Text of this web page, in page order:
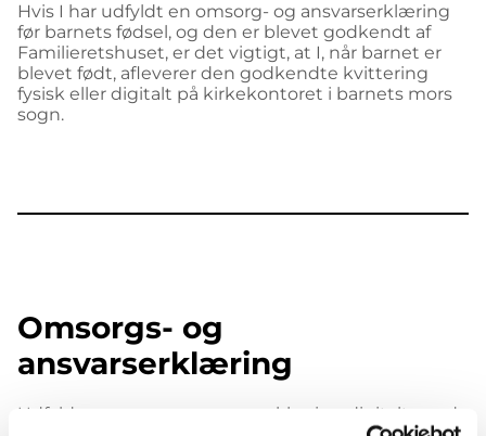
Hvis I har udfyldt en omsorg- og ansvarserklæring
før barnets fødsel, og den er blevet godkendt af
Familieretshuset, er det vigtigt, at I, når barnet er
blevet født, afleverer den godkendte kvittering
fysisk eller digitalt på kirkekontoret i barnets mors
sogn.
Omsorgs- og
ansvarserklæring
Udfyld omsorgs- og ansvarserklæring digitalt, med